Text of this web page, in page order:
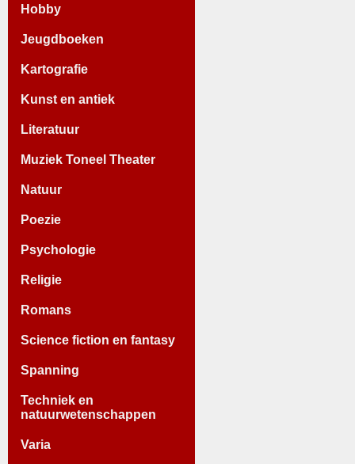
Hobby
Jeugdboeken
Kartografie
Kunst en antiek
Literatuur
Muziek Toneel Theater
Natuur
Poezie
Psychologie
Religie
Romans
Science fiction en fantasy
Spanning
Techniek en
natuurwetenschappen
Varia